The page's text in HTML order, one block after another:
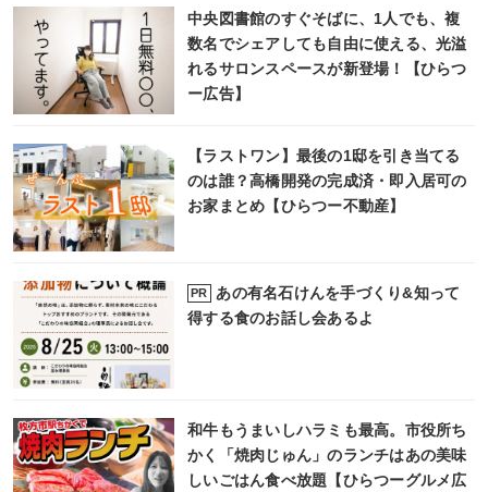
中央図書館のすぐそばに、1人でも、複
数名でシェアしても自由に使える、光溢
れるサロンスペースが新登場！【ひらつ
ー広告】
【ラストワン】最後の1邸を引き当てる
のは誰？高橋開発の完成済・即入居可の
お家まとめ【ひらつー不動産】
PR
あの有名石けんを手づくり&知って
得する食のお話し会あるよ
和牛もうまいしハラミも最高。市役所ち
かく「焼肉じゅん」のランチはあの美味
しいごはん食べ放題【ひらつーグルメ広